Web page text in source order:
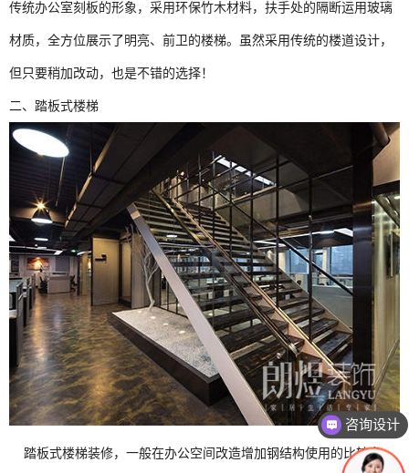
传统办公室刻板的形象，采用环保竹木材料，扶手处的隔断运用玻璃
材质，全方位展示了明亮、前卫的楼梯。虽然采用传统的楼道设计，
但只要稍加改动，也是不错的选择！
二、 踏板式楼梯
踏板式楼梯装修，一般在办公空间改造增加钢结构使用的比较多，
咨询设计